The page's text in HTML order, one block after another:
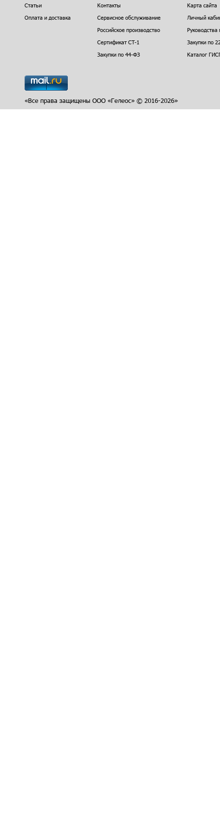
Статьи
Оплата и доставка
Контакты
Сервисное обслуживание
Российское производство
Сертификат СТ-1
Закупки по 44-ФЗ
Карта сайта
Личный
Закупки по
Каталог
«Все права защищены ООО «Гелеос» © 2016-2026»